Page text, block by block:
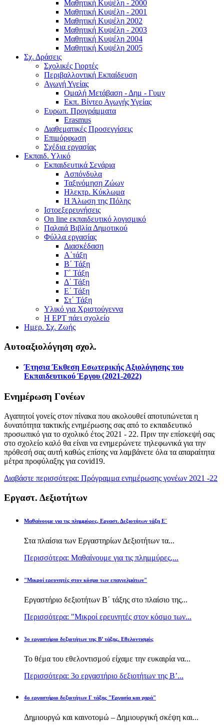
Μαθητική Κυψέλη - 2000
Μαθητική Κυψέλη - 2001
Μαθητική Κυψέλη 2002
Μαθητική Κυψέλη - 2003
Μαθητική Κυψέλη 2004
Μαθητική Κυψέλη 2005
Σχ. Δράσεις
Σχολικές Γιορτές
Περιβαλλοντική Εκπαίδευση
Αγωγή Υγείας
Ομαλή Μετάβαση - Δημ - Γυμν
Εκπ. Βίντεο Αγωγής Υγείας
Ευρωπ. Προγράμματα
Erasmus
Διαθεματικές Προσεγγίσεις
Επιμόρφωση
Σχέδια εργασίας
Εκπαιδ. Υλικό
Εκπαιδευτικά Σενάρια
Ασπόνδυλα
Ταξινόμηση Ζώων
Ηλεκτρ. Κύκλωμα
Η Άλωση της Πόλης
Ιστοεξερευνήσεις
On line εκπαιδευτικό λογισμικό
Παλαιά Βιβλία Δημοτικού
Φύλλα εργασίας
Διασκέδαση
Α΄τάξη
Β΄ Τάξη
Γ΄ Τάξη
Δ΄ Τάξη
Ε΄ Τάξη
Στ΄ Τάξη
Υλικό για Χριστούγεννα
Η ΕΡΤ πάει σχολείο
Ημερ. Σχ. Ζωής
Αυτοαξιολόγηση σχολ.
Έτησια Έκθεση Εσωτερικής Αξιολόγησης του
Εκπαιδευτικού Έργου (2021-2022)
Ενημέρωση Γονέων
Αγαπητοί γονείς στον πίνακα που ακολουθεί αποτυπώνεται η
δυνατότητα τακτικής ενημέρωσης σας από το εκπαιδευτικό
προσωπικό για το σχολικό έτος 2021 - 22. Πριν την επίσκεψή σας
στο σχολείο καλό θα είναι να ενημερώνετε τηλεφωνικά για την
πρόθεσή σας αυτή καθώς επίσης να λαμβάνετε όλα τα απαραίτητα
μέτρα προφύλαξης για covid19.
Διαβάστε περισσότερα: Πρόγραμμα ενημέρωσης γονέων 2021 -22
Εργαστ. Δεξιοτήτων
Μαθαίνουμε για τις πλημμύρες, Εργαστ. Δεξιοτήτων τάξη Ε΄
Στα πλαίσια των Εργαστηρίων Δεξιοτήτων τα...
Περισσότερα: Μαθαίνουμε για τις πλημμύρες,...
"Μικροί ερευνητές στον κόσμο των επαγγελμάτων"
Εργαστήριο δεξιοτήτων Β΄ τάξης στο πλαίσιο της...
Περισσότερα: "Μικροί ερευνητές στον κόσμο των...
3ο εργαστήριο δεξιοτήτων της Β’ τάξης. Εθελοντισμός
Το θέμα του εθελοντισμού είχαμε την ευκαιρία να...
Περισσότερα: 3ο εργαστήριο δεξιοτήτων της Β’...
4ο εργαστήριο δεξιοτήτων Γ τάξης "Εργασία και χαρά"
Δημιουργώ και καινοτομώ – Δημιουργική σκέψη και...